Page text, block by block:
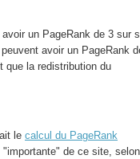
un PageRank de 3 sur
avoir un PageRank
que la redistribution du
lecalcul du PageRank
de ce site, selon